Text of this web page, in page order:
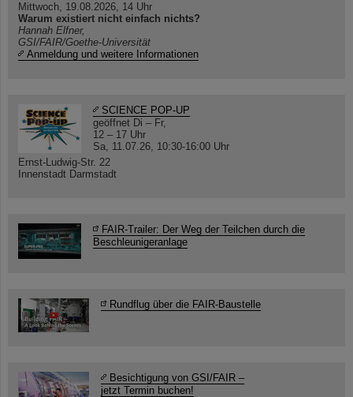
Mittwoch, 19.08.2026, 14 Uhr
Warum existiert nicht einfach nichts?
Hannah Elfner,
GSI/FAIR/Goethe-Universität
Anmeldung und weitere Informationen
SCIENCE POP-UP
geöffnet Di – Fr,
12 – 17 Uhr
Sa, 11.07.26, 10:30-16:00 Uhr
Ernst-Ludwig-Str. 22
Innenstadt Darmstadt
FAIR-Trailer: Der Weg der Teilchen durch die
Beschleunigeranlage
Rundflug über die FAIR-Baustelle
Besichtigung von GSI/FAIR –
jetzt Termin buchen!